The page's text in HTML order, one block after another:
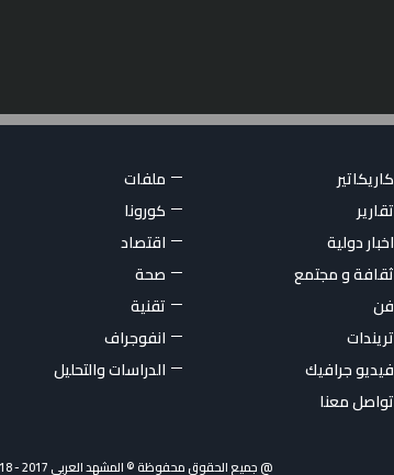
كاريكاتير
ملفات
تقارير
كورونا
اخبار دولية
اقتصاد
ثقافة و مجتمع
صحة
فن
تقنية
تريندات
انفوجراف
فيديو جرافيك
الدراسات والتحليل
تواصل معنا
@ جميع الحقوق محفوظة © المشهد العربي 2017 - 2018